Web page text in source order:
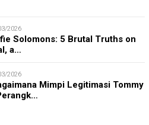
2026
Solomons: 5 Brutal Truths on
a…
2026
Mimpi Legitimasi Tommy